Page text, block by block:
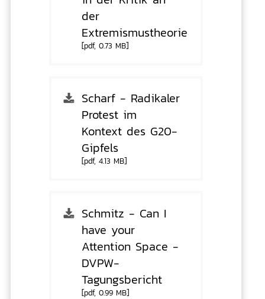
der
Extremismustheorie
[pdf, 0.73 MB]
Scharf - Radikaler
Protest im
Kontext des G20-
Gipfels
[pdf, 4.13 MB]
Schmitz - Can I
have your
Attention Space -
DVPW-
Tagungsbericht
[pdf, 0.99 MB]